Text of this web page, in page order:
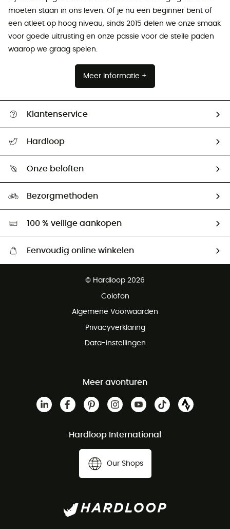
moeten staan ​​in ons leven. Of je nu een beginner bent of
een atleet op hoog niveau, sinds 2015 delen we onze smaak
voor goede uitrusting en onze passie voor de steile paden
waarop we graag spelen.
Meer informatie +
Klantenservice
Retourzendingen & Terugbetalingen
Hardloop
Ambassadeurs
Onze beloften
Hardgreen
Bezorgmethoden
100 % veilige aankopen
Eenvoudig online winkelen
Gratis retourneren binnen 100 dagen
© Hardloop 2026
Colofon
Algemene Voorwaarden
Privacyverklaring
Data-instellingen
Meer avonturen
Hardloop International
Our Shops